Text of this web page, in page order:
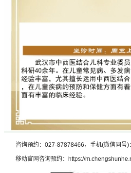
咨询预约：027-87878466，手机(微信同号)
移动官网咨询预约：https://